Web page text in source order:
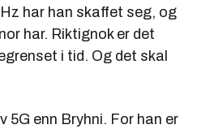
har han skaffet seg, og
har. Riktignok er det
i tid. Og det skal
5G enn Bryhni. For han er